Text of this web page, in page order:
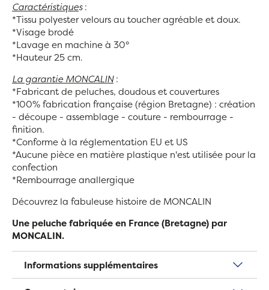
Caractéristiques:
*Tissu polyester velours au toucher agréable et doux.
*Visage brodé
*Lavage en machine à 30°
*Hauteur 25 cm.
La garantie MONCALIN:
*Fabricant de peluches, doudous et couvertures
*100% fabrication française (région Bretagne) : création
- découpe - assemblage - couture - rembourrage -
finition.
*Conforme à la réglementation EU et US
*Aucune pièce en matière plastique n'est utilisée pour la
confection
*Rembourrage anallergique
Découvrez la fabuleuse histoire de MONCALIN
Une peluche fabriquée en France (Bretagne) par
MONCALIN.
Informations supplémentaires